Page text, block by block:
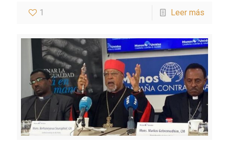
1 Leer más